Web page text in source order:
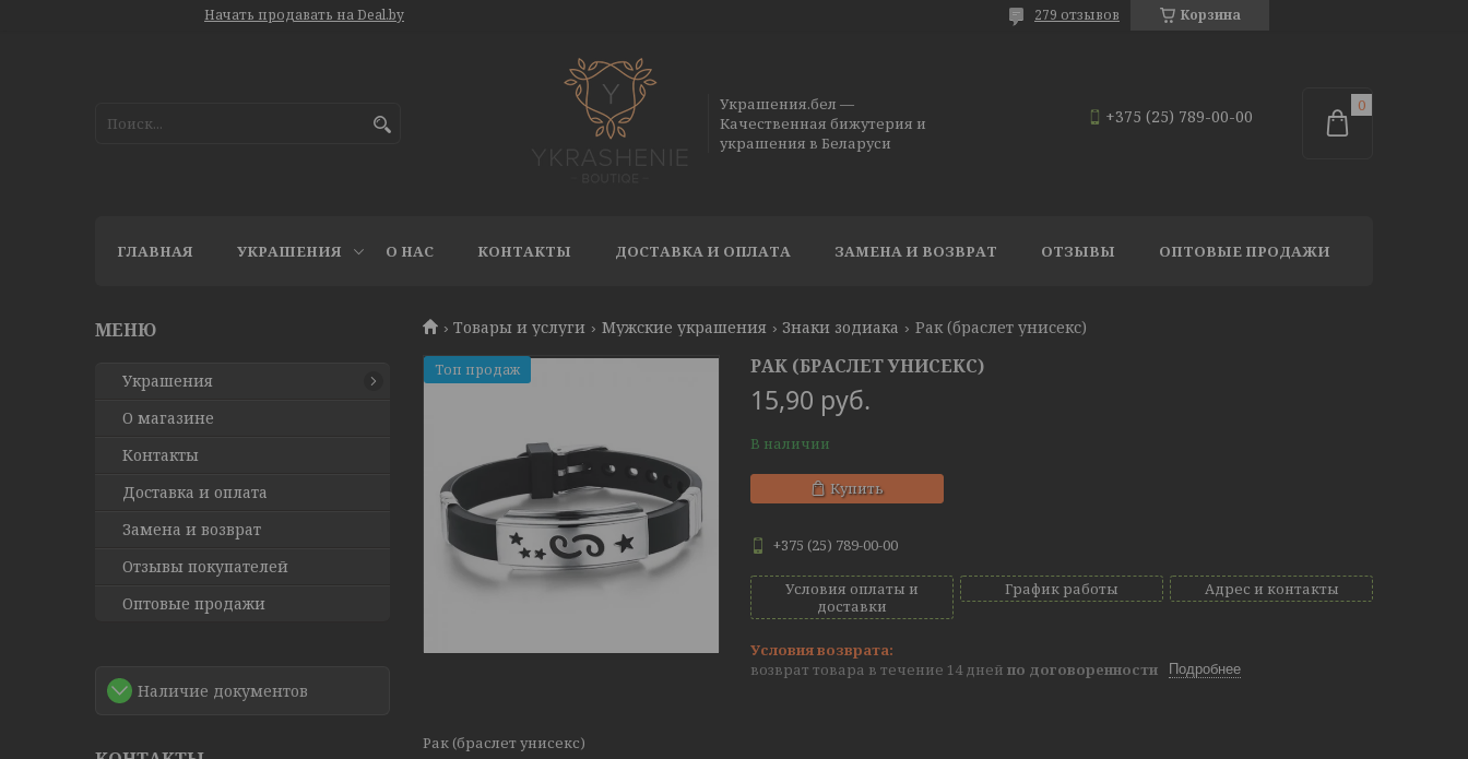
Начать продавать на Deal.by Корзина
279 отзывов
Украшения.бел —
Качественная бижутерия и
украшения в Беларуси
+375 (25) 789-00-00
ГЛАВНАЯ УКРАШЕНИЯ О НАС КОНТАКТЫ ДОСТАВКА И ОПЛАТА ЗАМЕНА И ВОЗВРАТ ОТЗЫВЫ ОПТОВЫЕ ПРОДАЖИ
Товары и услуги Мужские украшения Знаки зодиака Рак (браслет унисекс)
Топ продаж РАК (БРАСЛЕТ УНИСЕКС)
15,90 руб.
В наличии
Купить
+375 (25) 789-00-00
Условия оплаты и
доставки
График работы Адрес и контакты
возврат товара в течение 14 дней по договоренности Подробнее
Рак (браслет унисекс)
Украшения
О магазине
Контакты
Доставка и оплата
Замена и возврат
Отзывы покупателей
Оптовые продажи
Наличие документов